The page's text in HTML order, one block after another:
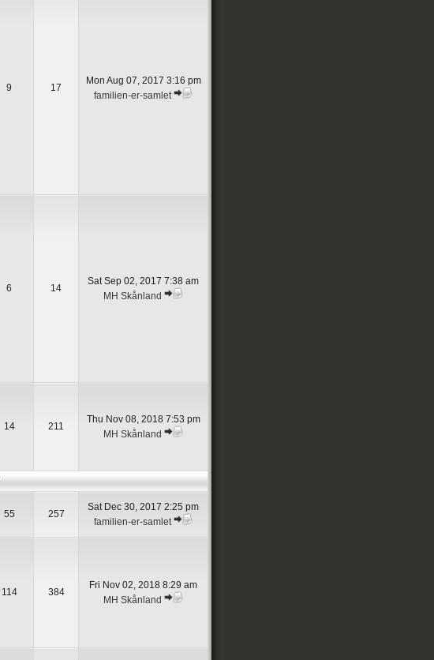
9 17
Mon Aug 07, 2017 3:16 pm
familien-er-samlet
6 14
Sat Sep 02, 2017 7:38 am
MH Skånland
14 211
Thu Nov 08, 2018 7:53 pm
MH Skånland
55 257
Sat Dec 30, 2017 2:25 pm
familien-er-samlet
114 384
Fri Nov 02, 2018 8:29 am
MH Skånland